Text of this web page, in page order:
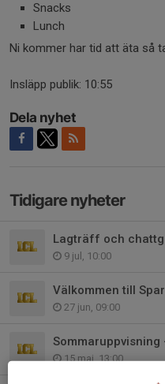
Snacks
Lunch
Ni kommer har tid att äta så
Insläpp publik: 10:55
Dela nyhet
Tidigare nyheter
Lagträff och
9 jul, 10:00
Välkommen till
27 jun, 09:00
Sommaruppvisning
15 maj, 13:00